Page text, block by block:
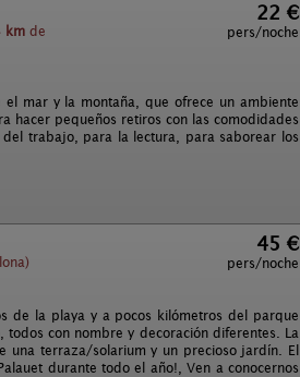
km de
22 €
pers/noche
mar y la montaña, que ofrece un ambiente
hacer pequeños retiros con las comodidades
trabajo, para la lectura, para saborear los
45 €
pers/noche
de la playa y a pocos kilómetros del parque
con nombre y decoración diferentes. La
una terraza/solarium y un precioso jardín. El
durante todo el año!, Ven a conocernos